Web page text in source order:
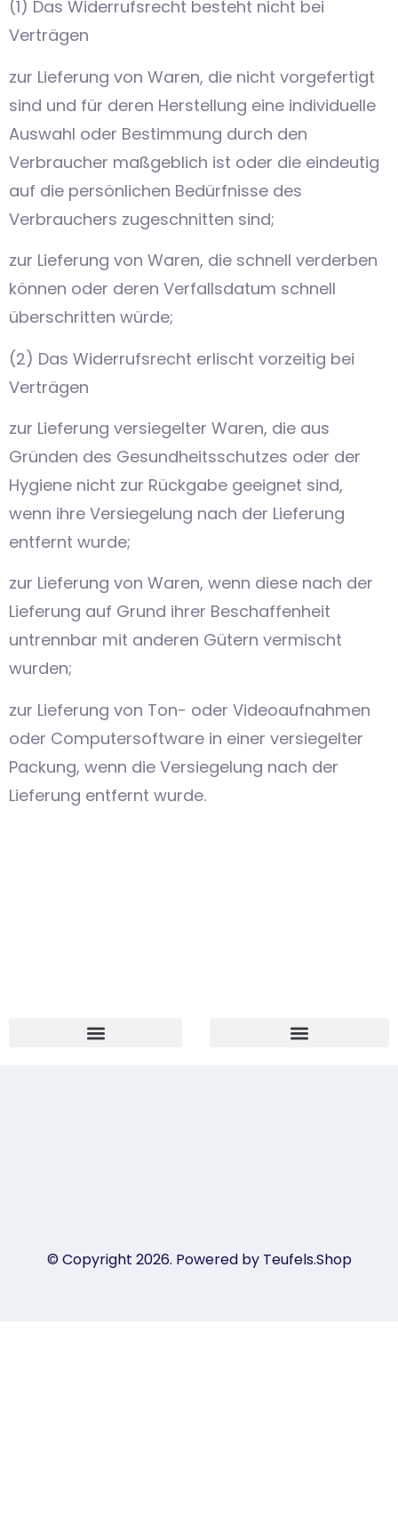
(1) Das Widerrufsrecht besteht nicht bei
Verträgen
zur Lieferung von Waren, die nicht vorgefertigt
sind und für deren Herstellung eine individuelle
Auswahl oder Bestimmung durch den
Verbraucher maßgeblich ist oder die eindeutig
auf die persönlichen Bedürfnisse des
Verbrauchers zugeschnitten sind;
zur Lieferung von Waren, die schnell verderben
können oder deren Verfallsdatum schnell
überschritten würde;
(2) Das Widerrufsrecht erlischt vorzeitig bei
Verträgen
zur Lieferung versiegelter Waren, die aus
Gründen des Gesundheitsschutzes oder der
Hygiene nicht zur Rückgabe geeignet sind,
wenn ihre Versiegelung nach der Lieferung
entfernt wurde;
zur Lieferung von Waren, wenn diese nach der
Lieferung auf Grund ihrer Beschaffenheit
untrennbar mit anderen Gütern vermischt
wurden;
zur Lieferung von Ton- oder Videoaufnahmen
oder Computersoftware in einer versiegelter
Packung, wenn die Versiegelung nach der
Lieferung entfernt wurde.
© Copyright 2026. Powered by Teufels.Shop